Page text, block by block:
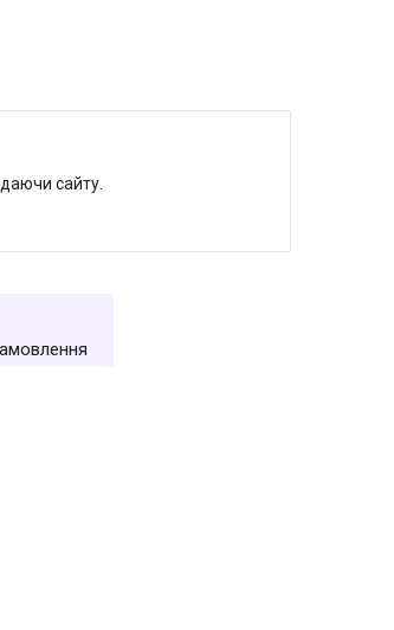
сайту.